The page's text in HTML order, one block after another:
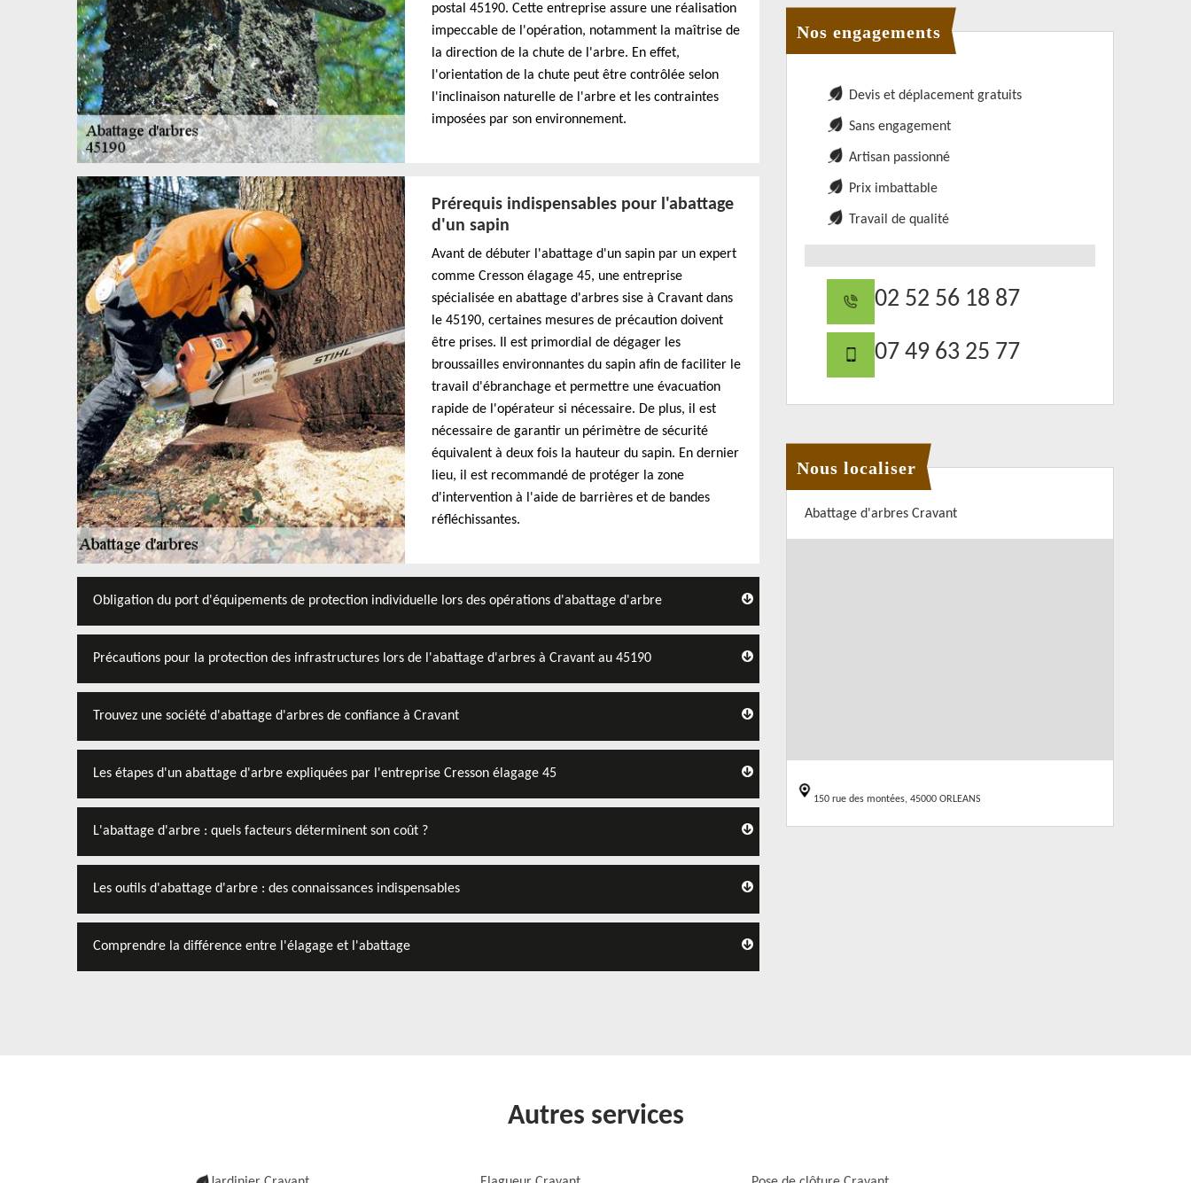
postal 45190. Cette entreprise assure une réalisation
impeccable de l'opération, notamment la maîtrise de
la direction de la chute de l'arbre. En effet,
l'orientation de la chute peut être contrôlée selon
l'inclinaison naturelle de l'arbre et les contraintes
imposées par son environnement.
Prérequis indispensables pour l'abattage
d'un sapin
Avant de débuter l'abattage d'un sapin par un expert
comme Cresson élagage 45, une entreprise
spécialisée en abattage d'arbres sise à Cravant dans
le 45190, certaines mesures de précaution doivent
être prises. Il est primordial de dégager les
broussailles environnantes du sapin afin de faciliter le
travail d'ébranchage et permettre une évacuation
rapide de l'opérateur si nécessaire. De plus, il est
nécessaire de garantir un périmètre de sécurité
équivalent à deux fois la hauteur du sapin. En dernier
lieu, il est recommandé de protéger la zone
d'intervention à l'aide de barrières et de bandes
réfléchissantes.
Obligation du port d'équipements de protection individuelle lors des opérations d'abattage d'arbre
Précautions pour la protection des infrastructures lors de l'abattage d'arbres à Cravant au 45190
Trouvez une société d'abattage d'arbres de confiance à Cravant
Les étapes d'un abattage d'arbre expliquées par l'entreprise Cresson élagage 45
L'abattage d'arbre : quels facteurs déterminent son coût ?
Les outils d'abattage d'arbre : des connaissances indispensables
Comprendre la différence entre l'élagage et l'abattage
Nos engagements
Devis et déplacement gratuits
Sans engagement
Artisan passionné
Prix imbattable
Travail de qualité
02 52 56 18 87
07 49 63 25 77
Nous localiser
Abattage d'arbres Cravant
150 rue des montées, 45000 ORLEANS
Autres services